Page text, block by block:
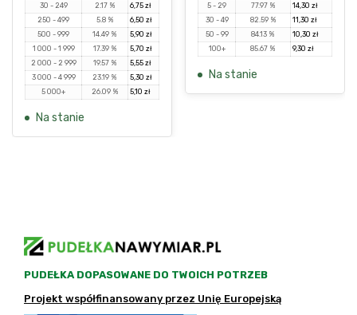
30 - 249
2.17 % 6,75 zł
250 - 499
5.8 % 6,50 zł
500 - 999
14.49 % 5,90 zł
1 000 - 1 999
17.39 % 5,70 zł
2 000 - 2 999
19.57 % 5,55 zł
3 000 - 4 999
23.19 % 5,30 zł
5 000+
26.09 % 5,10 zł
Na stanie
5 - 29
77.97 % 14,30 zł
30 - 49
82.59 % 11,30 zł
50 - 99
84.13 % 10,30 zł
100+
85.67 % 9,30 zł
Na stanie
PUDEŁKA DOPASOWANE DO TWOICH POTRZEB
Projekt współfinansowany przez Unię Europejską